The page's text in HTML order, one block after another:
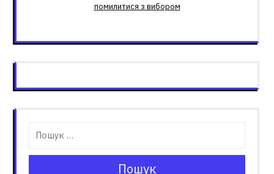
помилитися з вибором
Пошук